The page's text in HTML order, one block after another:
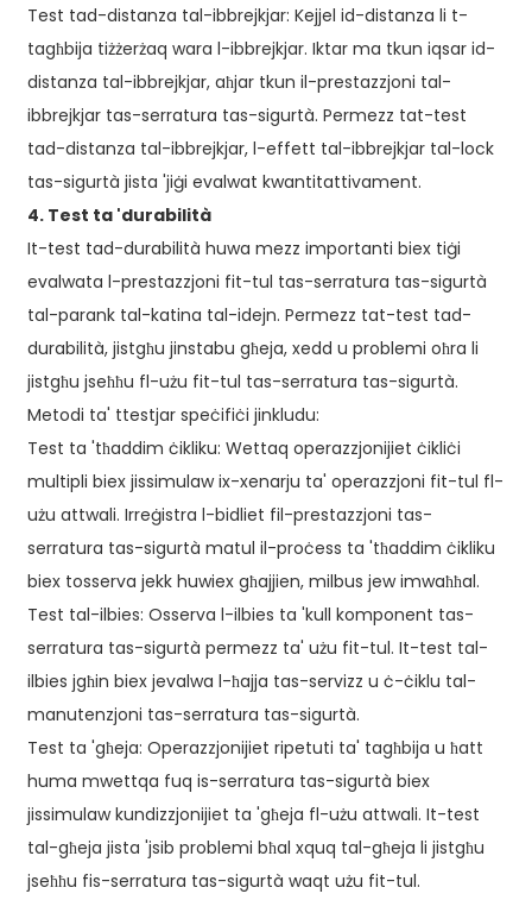
Test tad-distanza tal-ibbrejkjar: Kejjel id-distanza li t-
tagħbija tiżżerżaq wara l-ibbrejkjar. Iktar ma tkun iqsar id-
distanza tal-ibbrejkjar, aħjar tkun il-prestazzjoni tal-
ibbrejkjar tas-serratura tas-sigurtà. Permezz tat-test
tad-distanza tal-ibbrejkjar, l-effett tal-ibbrejkjar tal-lock
tas-sigurtà jista 'jiġi evalwat kwantitattivament.
4. Test ta 'durabilità
It-test tad-durabilità huwa mezz importanti biex tiġi
evalwata l-prestazzjoni fit-tul tas-serratura tas-sigurtà
tal-parank tal-katina tal-idejn. Permezz tat-test tad-
durabilità, jistgħu jinstabu għeja, xedd u problemi oħra li
jistgħu jseħħu fl-użu fit-tul tas-serratura tas-sigurtà.
Metodi ta' ttestjar speċifiċi jinkludu:
Test ta 'tħaddim ċikliku: Wettaq operazzjonijiet ċikliċi
multipli biex jissimulaw ix-xenarju ta' operazzjoni fit-tul fl-
użu attwali. Irreġistra l-bidliet fil-prestazzjoni tas-
serratura tas-sigurtà matul il-proċess ta 'tħaddim ċikliku
biex tosserva jekk huwiex għajjien, milbus jew imwaħħal.
Test tal-ilbies: Osserva l-ilbies ta 'kull komponent tas-
serratura tas-sigurtà permezz ta' użu fit-tul. It-test tal-
ilbies jgħin biex jevalwa l-ħajja tas-servizz u ċ-ċiklu tal-
manutenzjoni tas-serratura tas-sigurtà.
Test ta 'għeja: Operazzjonijiet ripetuti ta' tagħbija u ħatt
huma mwettqa fuq is-serratura tas-sigurtà biex
jissimulaw kundizzjonijiet ta 'għeja fl-użu attwali. It-test
tal-għeja jista 'jsib problemi bħal xquq tal-għeja li jistgħu
jseħħu fis-serratura tas-sigurtà waqt użu fit-tul.